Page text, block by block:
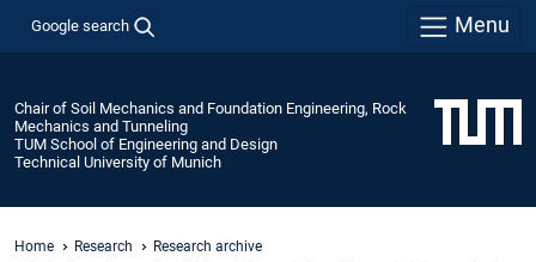
Google search Menu
Chair of Soil Mechanics and Foundation Engineering, Rock
Mechanics and Tunneling
TUM School of Engineering and Design
Technical University of Munich
Home Research
Research archive